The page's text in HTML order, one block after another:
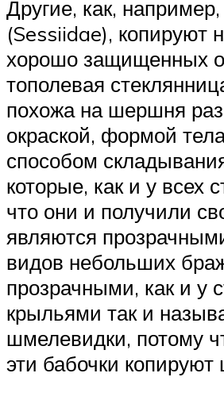
Другие, как,
(Sessiidae), копируют
хорошо защищенных
тополевая
похожа на шершня
окраской, формой
способом
которые, как и у всех
что они и получили
являются
видов небольших
прозрачными, как и у
крыльями так и
шмелевидки, потому
эти бабочки